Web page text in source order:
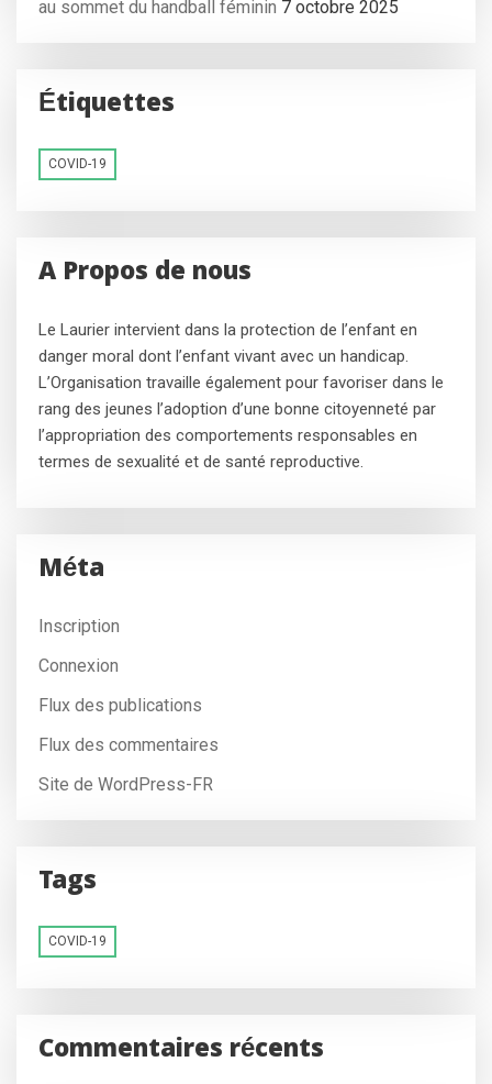
au sommet du handball féminin 7 octobre 2025
Étiquettes
COVID-19
A Propos de nous
Le Laurier intervient dans la protection de l’enfant en
danger moral dont l’enfant vivant avec un handicap.
L’Organisation travaille également pour favoriser dans le
rang des jeunes l’adoption d’une bonne citoyenneté par
l’appropriation des comportements responsables en
termes de sexualité et de santé reproductive.
Méta
Inscription
Connexion
Flux des publications
Flux des commentaires
Site de WordPress-FR
Tags
COVID-19
Commentaires récents